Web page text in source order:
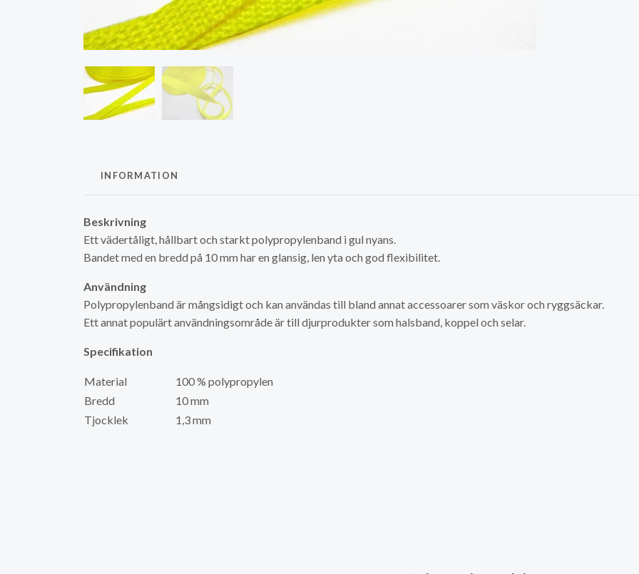
INFORMATION
Beskrivning
Ett vädertåligt, hållbart och starkt polypropylenband i gul nyans.
Bandet med en bredd på 10 mm har en glansig, len yta och god flexibilitet.
Användning
Polypropylenband är mångsidigt och kan användas till bland annat accessoarer som väskor och ryggsäckar.
Ett annat populärt användningsområde är till djurprodukter som halsband, koppel och selar.
Specifikation
Material
100 % polypropylen
Bredd
10 mm
Tjocklek
1,3 mm